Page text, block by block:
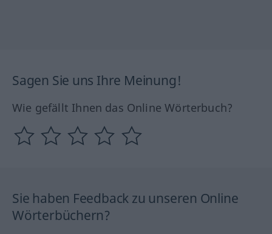
Sagen Sie uns Ihre Meinung!
Wie gefällt Ihnen das Online Wörterbuch?
Sie haben Feedback zu unseren Online
Wörterbüchern?